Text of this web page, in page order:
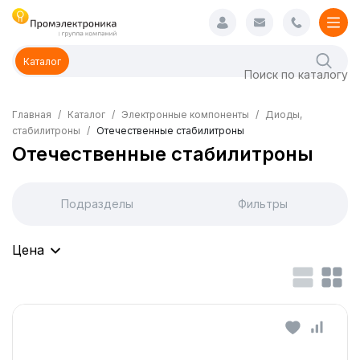
Каталог
Главная Каталог Электронные компоненты
Диоды,
стабилитроны
Отечественные стабилитроны
Отечественные стабилитроны
Подразделы Фильтры
Цена